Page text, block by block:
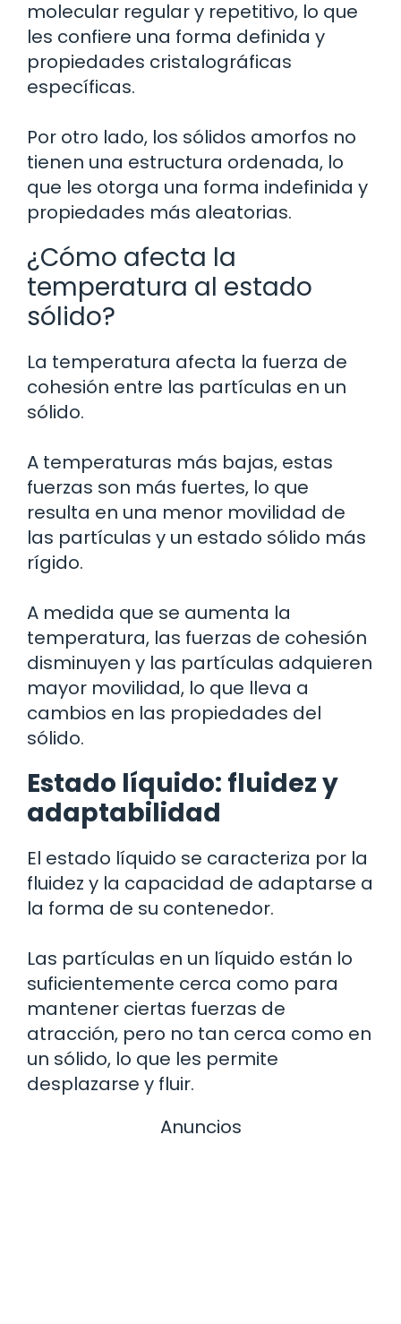
molecular regular y repetitivo, lo que
les confiere una forma definida y
propiedades cristalográficas
específicas.
Por otro lado, los sólidos amorfos no
tienen una estructura ordenada, lo
que les otorga una forma indefinida y
propiedades más aleatorias.
¿Cómo afecta la
temperatura al estado
sólido?
La temperatura afecta la fuerza de
cohesión entre las partículas en un
sólido.
A temperaturas más bajas, estas
fuerzas son más fuertes, lo que
resulta en una menor movilidad de
las partículas y un estado sólido más
rígido.
A medida que se aumenta la
temperatura, las fuerzas de cohesión
disminuyen y las partículas adquieren
mayor movilidad, lo que lleva a
cambios en las propiedades del
sólido.
Estado líquido: fluidez y
adaptabilidad
El estado líquido se caracteriza por la
fluidez y la capacidad de adaptarse a
la forma de su contenedor.
Las partículas en un líquido están lo
suficientemente cerca como para
mantener ciertas fuerzas de
atracción, pero no tan cerca como en
un sólido, lo que les permite
desplazarse y fluir.
Anuncios